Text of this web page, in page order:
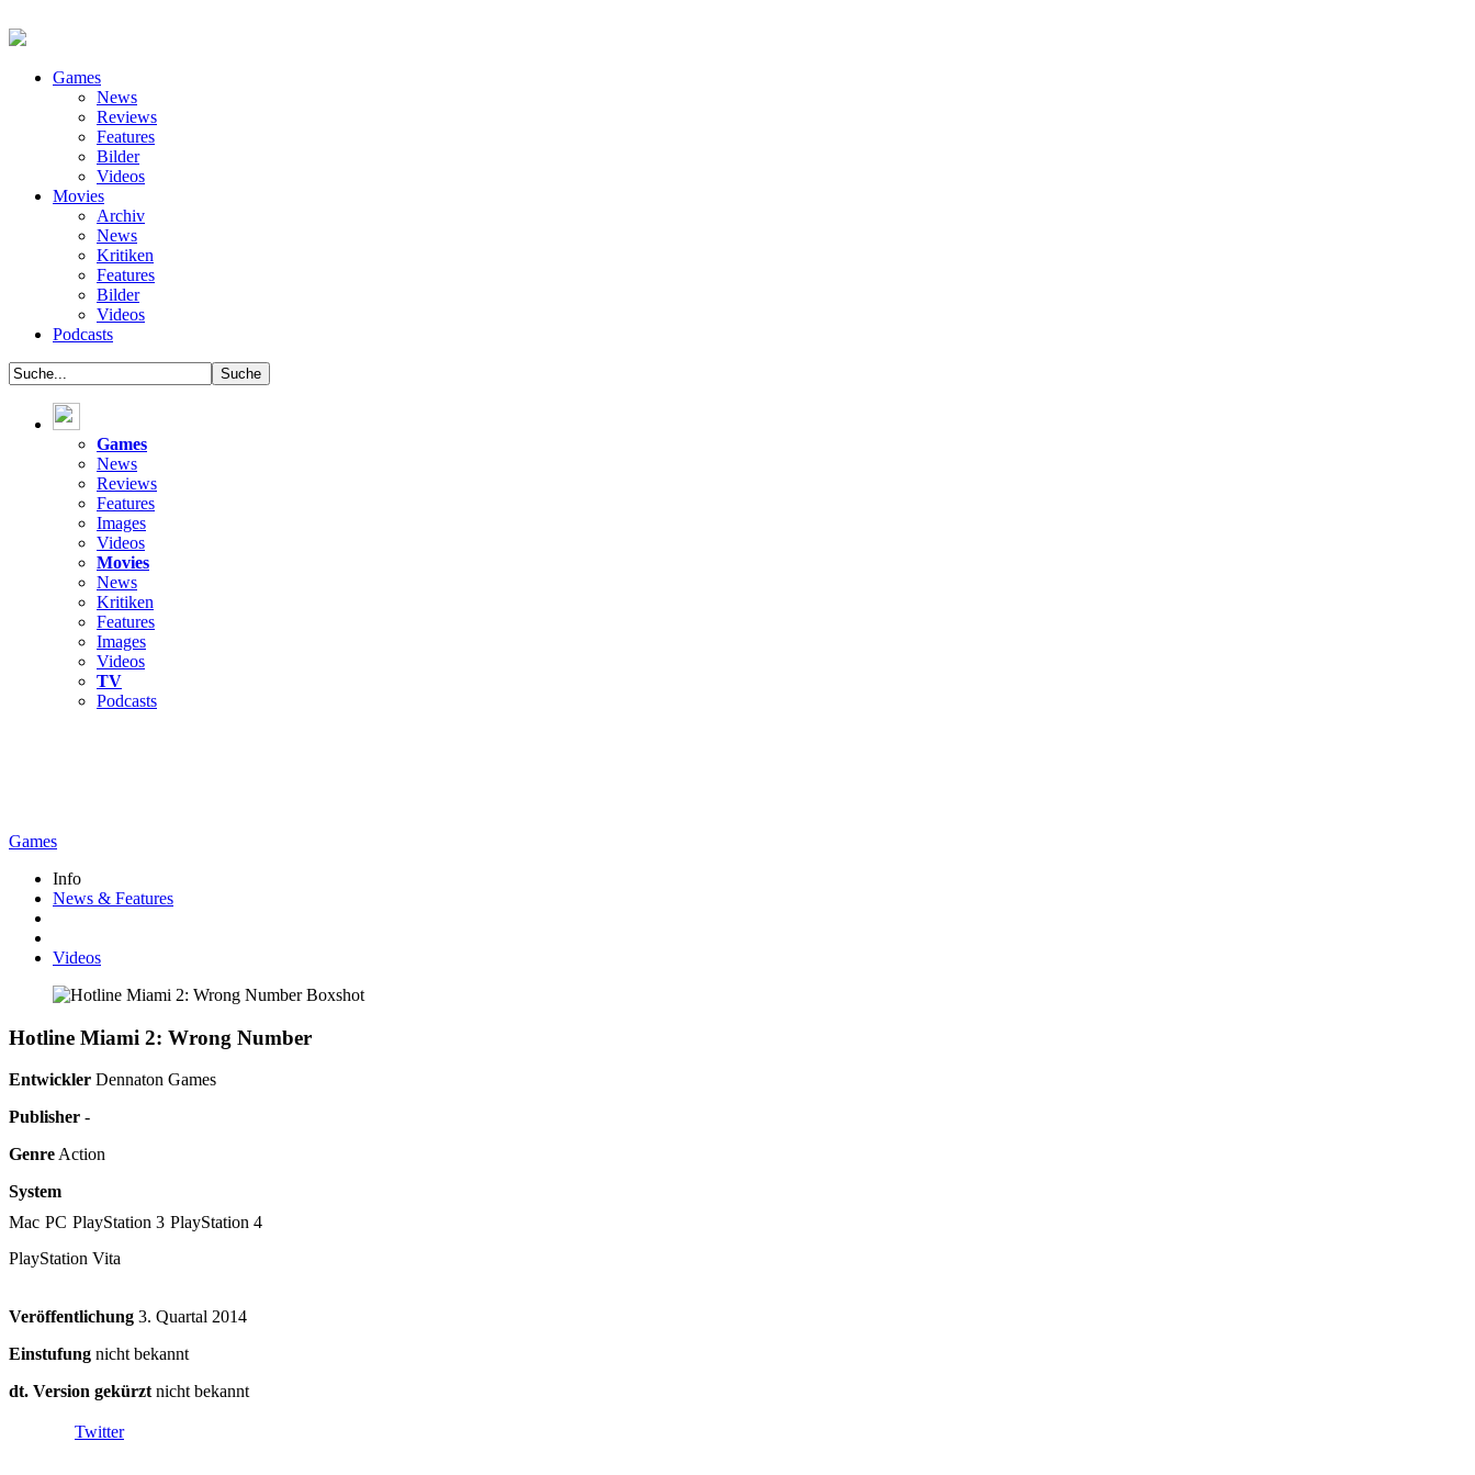
Games
News
Reviews
Features
Bilder
Videos
Movies
Archiv
News
Kritiken
Features
Bilder
Videos
Podcasts
Games
News
Reviews
Features
Images
Videos
Movies
News
Kritiken
Features
Images
Videos
TV
Podcasts
Games
Info
News & Features
Videos
Hotline Miami 2: Wrong Number
Entwickler Dennaton Games
Publisher -
GenreAction
System
Mac PC PlayStation 3 PlayStation 4
PlayStation Vita
Veröffentlichung 3. Quartal 2014
Einstufung nicht bekannt
dt. Version gekürztnicht bekannt
Twitter